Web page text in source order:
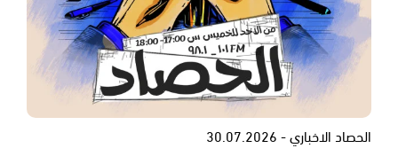
الحصاد الاخباري - 30.07.2026